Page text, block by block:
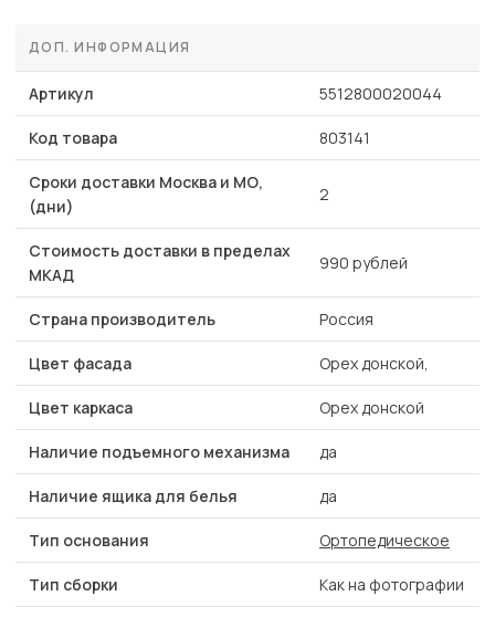
ДОП. ИНФОРМАЦИЯ
Артикул 5512800020044
Код товара 803141
Сроки доставки Москва и МО,
(дни)
2
Стоимость доставки в пределах
МКАД
990 рублей
Страна производитель Россия
Цвет фасада Орех донской,
Цвет каркаса Орех донской
Наличие подъемного механизма да
Наличие ящика для белья да
Тип основания Ортопедическое
Тип сборки Как на фотографии